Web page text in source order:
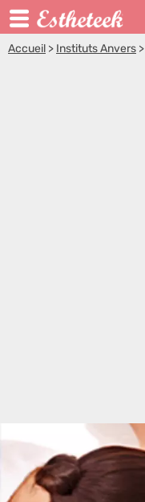
Accueil > Instituts Anvers >